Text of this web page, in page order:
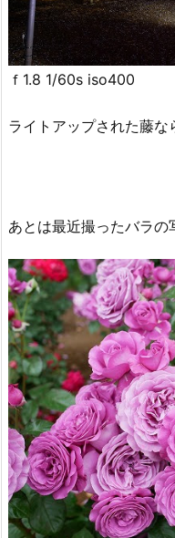
ｆ1.8 1/60s iso400
ライトアップされた藤な
あとは最近撮ったバラの